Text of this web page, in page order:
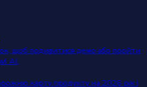
щоб подивитися демо або пройти
AI.
карту продукту на 2026 рік і